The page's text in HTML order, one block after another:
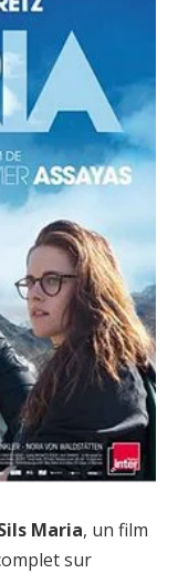
Maria, un film
sur